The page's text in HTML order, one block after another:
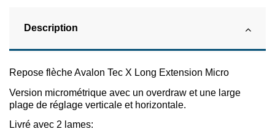
Description
Repose flèche Avalon Tec X Long Extension Micro
Version micrométrique avec un overdraw et une large
plage de réglage verticale et horizontale.
Livré avec 2 lames: